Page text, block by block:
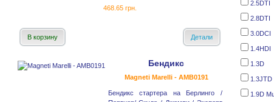
468.65 грн.
В корзину Детали
Бендикс
Magneti Marelli - AMB0191
Бендикс стартера на Берлинго /
2.5DTI
2.8DTI
3.0DCI
1.4HDI
1.3D
1.3JTD
1.9D